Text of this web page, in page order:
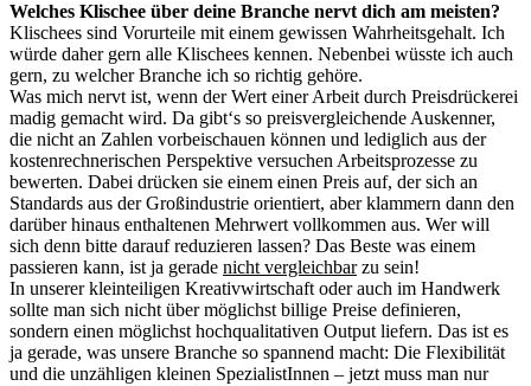
Welches Klischee über deine Branche nervt dich am meisten?
Klischees sind Vorurteile mit einem gewissen Wahrheitsgehalt. Ich
würde daher gern alle Klischees kennen. Nebenbei wüsste ich auch
gern, zu welcher Branche ich so richtig gehöre.
Was mich nervt ist, wenn der Wert einer Arbeit durch Preisdrückerei
madig gemacht wird. Da gibt‘s so preisvergleichende Auskenner,
die nicht an Zahlen vorbeischauen können und lediglich aus der
kostenrechnerischen Perspektive versuchen Arbeitsprozesse zu
bewerten. Dabei drücken sie einem einen Preis auf, der sich an
Standards aus der Großindustrie orientiert, aber klammern dann den
darüber hinaus enthaltenen Mehrwert vollkommen aus. Wer will
sich denn bitte darauf reduzieren lassen? Das Beste was einem
passieren kann, ist ja gerade nicht vergleichbarzu sein!
In unserer kleinteiligen Kreativwirtschaft oder auch im Handwerk
sollte man sich nicht über möglichst billige Preise definieren,
sondern einen möglichst hochqualitativen Output liefern. Das ist es
ja gerade, was unsere Branche so spannend macht: Die Flexibilität
und die unzähligen kleinen SpezialistInnen – jetzt muss man nur